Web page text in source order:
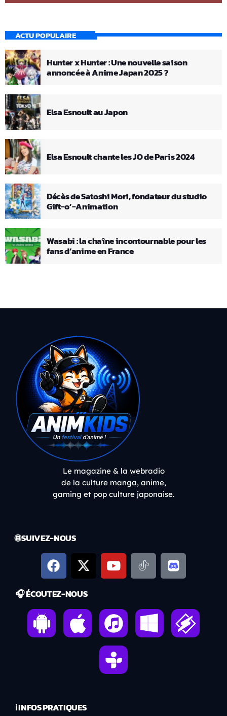
ACTU POPULAIRE
Hunter x Hunter : Une nouvelle saison
annoncée à Anime Japan 2025 ?
Elsa Esnoult au Japon
Elsa Esnoult chante les JO de Paris 2024
Décès de Satoshi Mori, fondateur du studio
Gift-o’-Animation
Wasabi : la chaîne incontournable pour les
fans d’anime en France
Le magazine & la webradio
de la culture manga, anime,
gaming et pop culture japonaise.
🌐 SUIVEZ-NOUS
🎧 ÉCOUTEZ-NOUS
ℹ️ INFOS PRATIQUES